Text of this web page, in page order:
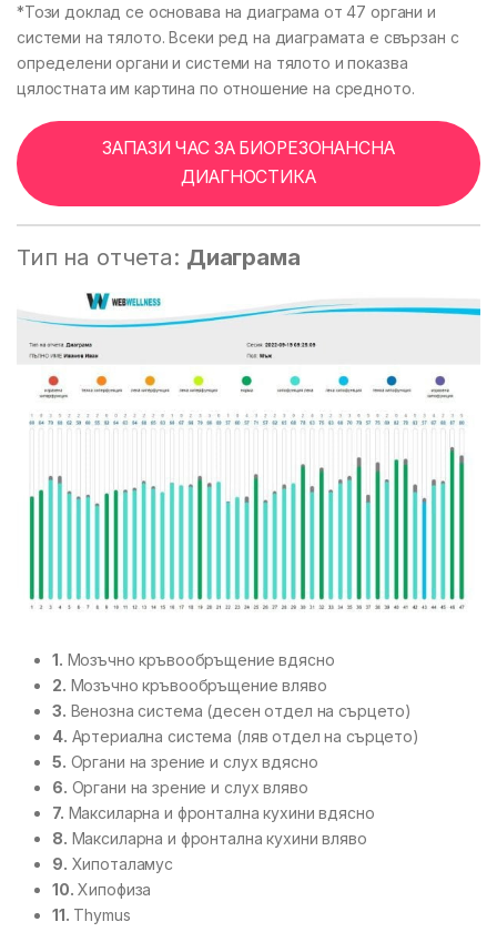
*Този доклад се основава на диаграма от 47 органи и
системи на тялото. Всеки ред на диаграмата е свързан с
определени органи и системи на тялото и показва
цялостната им картина по отношение на средното.
ЗАПАЗИ ЧАС ЗА БИОРЕЗОНАНСНА
ДИАГНОСТИКА
Тип на отчета: Диаграма
1. Мозъчно кръвообръщение вдясно
2. Мозъчно кръвообръщение вляво
3. Венозна система (десен отдел на сърцето)
4. Артериална система (ляв отдел на сърцето)
5. Органи на зрение и слух вдясно
6. Органи на зрение и слух вляво
7. Максиларна и фронтална кухини вдясно
8. Максиларна и фронтална кухини вляво
9. Хипоталамус
10. Хипофиза
11. Thymus